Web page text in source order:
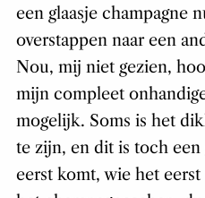
een glaasje champagne
overstappen naar een
Nou, mij niet gezien,
mijn compleet
mogelijk. Soms is het
te zijn, en dit is toch een
eerst komt, wie het eerst